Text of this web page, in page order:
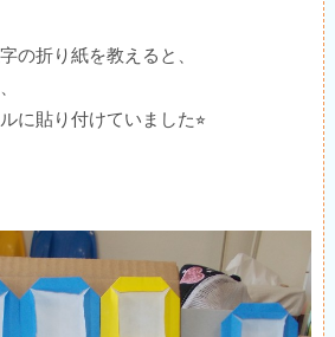
の折り紙を教えると、
に貼り付けていました⭐︎